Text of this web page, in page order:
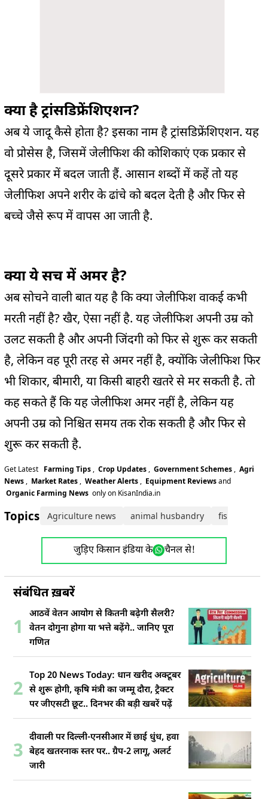
क्या है ट्रांसडिफ्रेंशिएशन?
अब ये जादू कैसे होता है? इसका नाम है ट्रांसडिफ्रेंशिएशन. यह
वो प्रोसेस है, जिसमें जेलीफिश की कोशिकाएं एक प्रकार से
दूसरे प्रकार में बदल जाती हैं. आसान शब्दों में कहें तो यह
जेलीफिश अपने शरीर के ढांचे को बदल देती है और फिर से
बच्चे जैसे रूप में वापस आ जाती है.
क्या ये सच में अमर है?
अब सोचने वाली बात यह है कि क्या जेलीफिश वाकई कभी
मरती नहीं है? खैर, ऐसा नहीं है. यह जेलीफिश अपनी उम्र को
उलट सकती है और अपनी जिंदगी को फिर से शुरू कर सकती
है, लेकिन वह पूरी तरह से अमर नहीं है, क्योंकि जेलीफिश फिर
भी शिकार, बीमारी, या किसी बाहरी खतरे से मर सकती है. तो
कह सकते हैं कि यह जेलीफिश अमर नहीं है, लेकिन यह
अपनी उम्र को निश्चित समय तक रोक सकती है और फिर से
शुरू कर सकती है.
Get Latest Farming Tips , Crop Updates , Government Schemes , Agri
News , Market Rates , Weather Alerts , Equipment Reviewsand
Organic Farming News only on KisanIndia.in
Topics: Agriculture news animal husbandry fish farming
जुड़िए किसान इंडिया के चैनल से!
संबंधित ख़बरें
1
आठवें वेतन आयोग से कितनी बढ़ेगी सैलरी?
वेतन दोगुना होगा या भत्ते बढ़ेंगे.. जानिए पूरा
गणित
2
Top 20 News Today: धान खरीद अक्टूबर
से शुरू होगी, कृषि मंत्री का जम्मू दौरा, ट्रैक्टर
पर जीएसटी छूट.. दिनभर की बड़ी खबरें पढ़ें
3
दीवाली पर दिल्ली-एनसीआर में छाई धुंध, हवा
बेहद खतरनाक स्तर पर.. ग्रैप-2 लागू, अलर्ट
जारी